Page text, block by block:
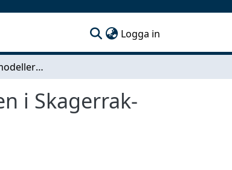
Logga in
Individbaserad modellering av knubbsälspopulationen i Skagerrak-Kattegatt
i Skagerrak-